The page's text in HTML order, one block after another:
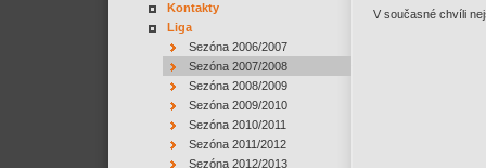
Kontakty
Liga
Sezóna 2006/2007
Sezóna 2007/2008
Sezóna 2008/2009
Sezóna 2009/2010
Sezóna 2010/2011
Sezóna 2011/2012
Sezóna 2012/2013
V současné chvíli